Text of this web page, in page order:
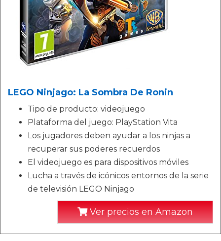
LEGO Ninjago: La Sombra De Ronin
Tipo de producto: videojuego
Plataforma del juego: PlayStation Vita
Los jugadores deben ayudar a los ninjas a
recuperar sus poderes recuerdos
El videojuego es para dispositivos móviles
Lucha a través de icónicos entornos de la serie
de televisión LEGO Ninjago
Ver precios en Amazon